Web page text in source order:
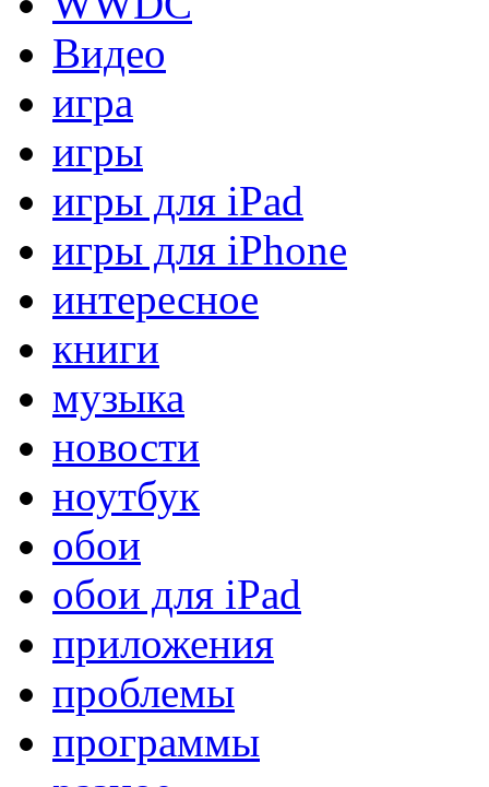
Видео
игра
игры
игры для iPad
игры для iPhone
интересное
книги
музыка
новости
ноутбук
обои
обои для iPad
приложения
проблемы
программы